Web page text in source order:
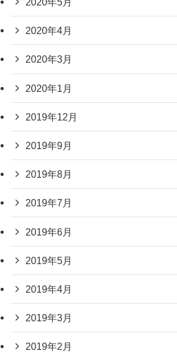
2020年4月
2020年3月
2020年1月
2019年12月
2019年9月
2019年8月
2019年7月
2019年6月
2019年5月
2019年4月
2019年3月
2019年2月